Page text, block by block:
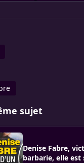
sujet
Denise Fabre,
barbarie, elle est